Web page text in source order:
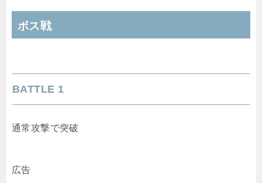
ボス戦
BATTLE 1
通常攻撃で突破
広告